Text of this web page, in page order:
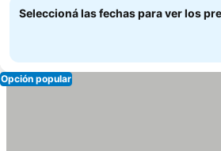
Seleccioná las fechas para ver los
Opción popular